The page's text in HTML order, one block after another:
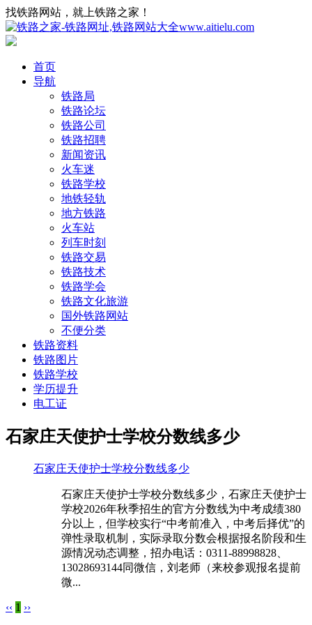
找铁路网站，就上铁路之家！
首页
导航
铁路局
铁路论坛
铁路公司
铁路招聘
新闻资讯
火车迷
铁路学校
地铁轻轨
地方铁路
火车站
列车时刻
铁路交易
铁路技术
铁路学会
铁路文化旅游
国外铁路网站
不便分类
铁路资料
铁路图片
铁路学校
学历提升
电工证
石家庄天使护士学校分数线多少
石家庄天使护士学校分数线多少
石家庄天使护士学校分数线多少，石家庄天使护士
学校2026年秋季招生的官方分数线为中考成绩‌380
分以上‌，但学校实行“中考前准入，中考后择优”的
弹性录取机制，实际录取分数会根据报名阶段和生
源情况动态调整，招办电话：0311-88998828、
13028693144同微信，刘老师（来校参观报名提前
微...
‹‹ 1 ››